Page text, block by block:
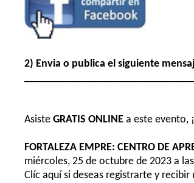
2) Envia o publica el siguiente
Asiste GRATIS ONLINE a este evento,
FORTALEZA EMPRE: CENTRO DE
miércoles, 25 de octubre de 2023 a
Clíc aquí si deseas registrarte y recibir